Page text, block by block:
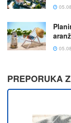
PREPORUKA